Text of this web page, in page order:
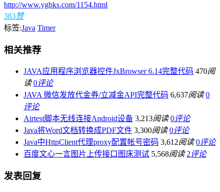
http://www.ygbks.com/1154.html
383赞
标签:Java Timer
相关推荐
JAVA应用程序浏览器控件JxBrowser 6.14完整代码 470阅
读 0评论
JAVA 微信发放代金券/立减金API完整代码 6,637阅读 0
评论
Airtest脚本无线连接Android设备 3,213阅读 0评论
Java将Word文档转换成PDF文件 3,300阅读 0评论
Java中HttpClient代理proxy配置帐号密码 3,612阅读 0评论
百度文心一言图片上传接口图床测试 5,568阅读 2评论
发表回复